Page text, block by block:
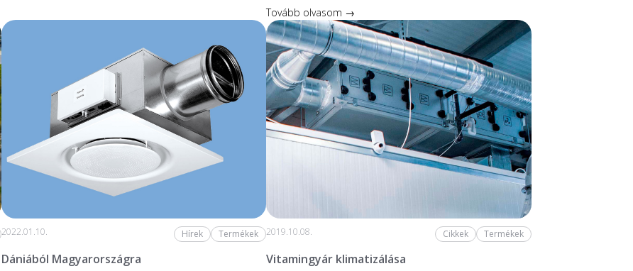
Tovább olvasom →
2022.01.10. Hírek Termékek
Dániából Magyarországra
2019.10.08. Cikkek Termékek
Vitamingyár klimatizálása